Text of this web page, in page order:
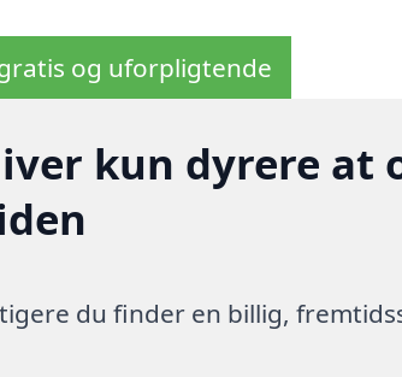
og uforpligtende
kun dyrere at
du finder en billig,